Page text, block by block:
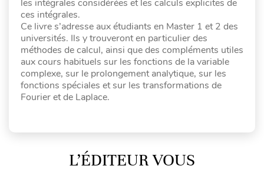
les intégrales considérées et les calculs explicites de
ces intégrales.
Ce livre s’adresse aux étudiants en Master 1 et 2 des
universités. Ils y trouveront en particulier des
méthodes de calcul, ainsi que des compléments utiles
aux cours habituels sur les fonctions de la variable
complexe, sur le prolongement analytique, sur les
fonctions spéciales et sur les transformations de
Fourier et de Laplace.
L’ÉDITEUR VOUS